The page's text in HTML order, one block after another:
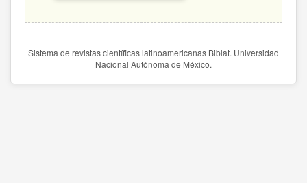
Sistema de revistas científicas latinoamericanas Biblat. Universidad
Nacional Autónoma de México.